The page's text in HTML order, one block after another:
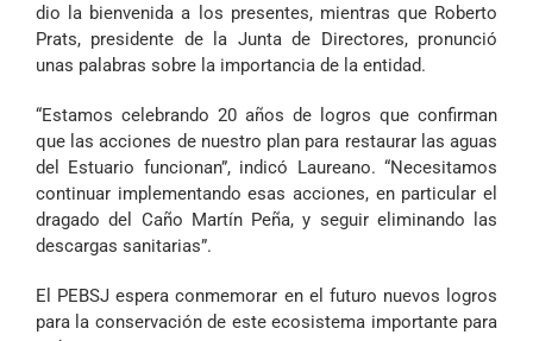
dio la bienvenida a los presentes, mientras que Roberto
Prats, presidente de la Junta de Directores, pronunció
unas palabras sobre la importancia de la entidad.
“Estamos celebrando 20 años de logros que confirman
que las acciones de nuestro plan para restaurar las aguas
del Estuario funcionan”, indicó Laureano. “Necesitamos
continuar implementando esas acciones, en particular el
dragado del Caño Martín Peña, y seguir eliminando las
descargas sanitarias”.
El PEBSJ espera conmemorar en el futuro nuevos logros
para la conservación de este ecosistema importante para